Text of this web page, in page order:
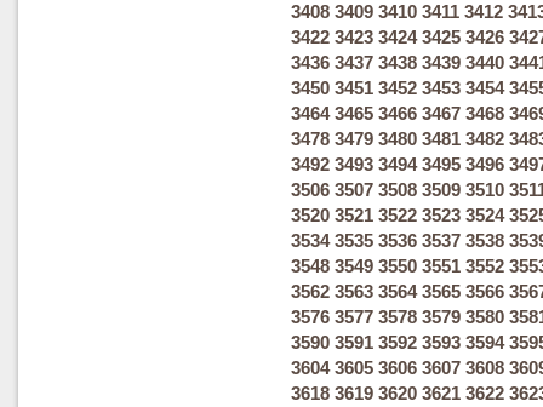
3408 3409 3410 3411 3412
3422 3423 3424 3425 3426
3436 3437 3438 3439 3440
3450 3451 3452 3453 3454
3464 3465 3466 3467 3468
3478 3479 3480 3481 3482
3492 3493 3494 3495 3496
3506 3507 3508 3509 3510
3520 3521 3522 3523 3524
3534 3535 3536 3537 3538
3548 3549 3550 3551 3552
3562 3563 3564 3565 3566
3576 3577 3578 3579 3580
3590 3591 3592 3593 3594
3604 3605 3606 3607 3608
3618 3619 3620 3621 3622